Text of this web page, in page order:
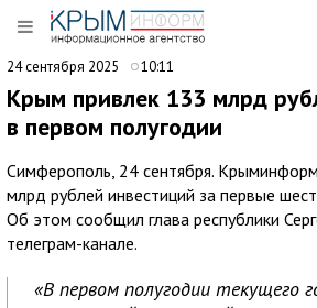
24 сентября 2025 10:11
Крым привлек 133 млрд
в первом полугодии
Симферополь, 24 сентября.
млрд рублей инвестиций за первые
Об этом сообщил глава республики
телеграм-канале.
«В первом полугодии текущего